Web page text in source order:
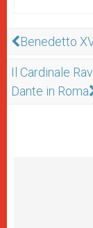
Benedetto
Il Cardinale
Dante in Roma